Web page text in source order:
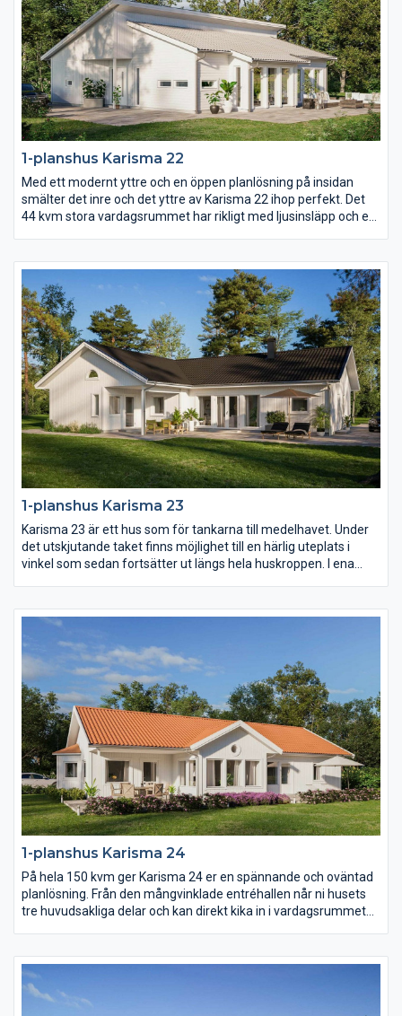
1-planshus Karisma 22
Med ett modernt yttre och en öppen planlösning på insidan
smälter det inre och det yttre av Karisma 22 ihop perfekt. Det
44 kvm stora vardagsrummet har rikligt med ljusinsläpp och ett
långsidan är Karisma 22 ritat för er med vacker utsikt över skog
och mark, vattendrag eller varför inte en fantastiskt mysig
trädgård?
1-planshus Karisma 23
Karisma 23 är ett hus som för tankarna till medelhavet. Under
det utskjutande taket finns möjlighet till en härlig uteplats i
vinkel som sedan fortsätter ut längs hela huskroppen. I ena
ryggåstak över vardagsrum, matplats och kök.
1-planshus Karisma 24
På hela 150 kvm ger Karisma 24 er en spännande och oväntad
planlösning. Från den mångvinklade entréhallen når ni husets
tre huvudsakliga delar och kan direkt kika in i vardagsrummet
barn- och ungdomsdel med eget allrum samt en vuxendel med
stort badrum och arbetsrum. Karisma 24 har helt enkelt extra
allt.